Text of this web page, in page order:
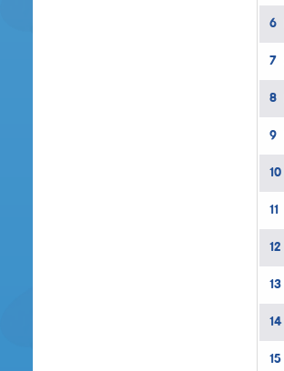
6
7
8
9
10
11
12
13
14
15